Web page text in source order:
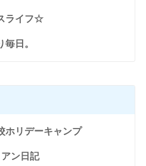
ライフ☆
日。
ホリデーキャンプ
ン日記